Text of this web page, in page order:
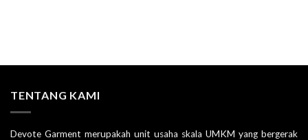
TENTANG KAMI
Devote Garment merupakah unit usaha skala UMKM yang bergerak